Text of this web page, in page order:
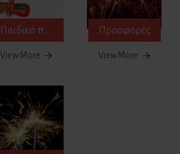
Παιδικά πυροτεχνήματα - Δυναμιτάκια
View More
Προσφορές
View More